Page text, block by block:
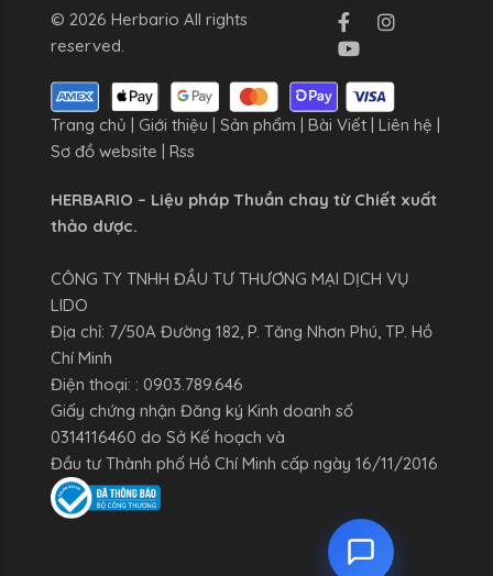
© 2026 Herbario All rights
reserved.
Trang chủ Giới thiệu Sản phẩm Bài Viết Liên hệ
Sơ đồ website
Rss
HERBARIO – Liệu pháp Thuần chay từ Chiết xuất
thảo dược.
CÔNG TY TNHH ĐẦU TƯ THƯƠNG MẠI DỊCH VỤ
LIDO
Địa chỉ: 7/50A Đường 182, P. Tăng Nhơn Phú, TP. Hồ
Chí Minh
Điện thoại: : 0903.789.646
Giấy chứng nhận Đăng ký Kinh doanh số
0314116460 do Sở Kế hoạch và
Đầu tư Thành phố Hồ Chí Minh cấp ngày 16/11/2016